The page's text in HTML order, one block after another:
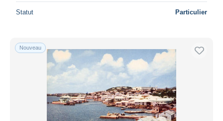
Statut Particulier
Nouveau